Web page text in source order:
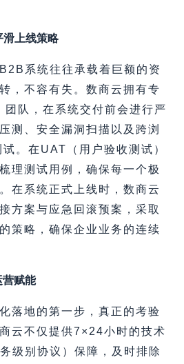
滑上线策略
系统往往承载着巨额的资
，不容有失。数商云拥有专
团队，在系统交付前会进行严
测、安全漏洞扫描以及跨浏
。在UAT（用户验收测试）
理测试用例，确保每一个极
在系统正式上线时，数商云
方案与应急回滚预案，采取
策略，确保企业业务的连续
营赋能
落地的第一步，真正的考验
云不仅提供7×24小时的技术
级别协议）保障，及时排除